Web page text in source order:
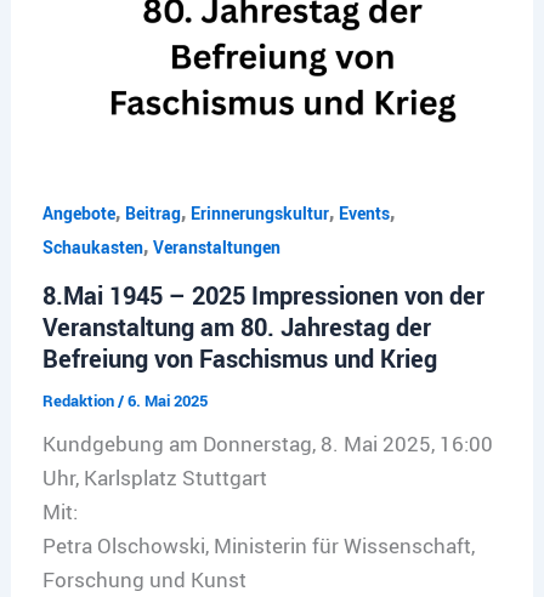
Angebote, Beitrag, Erinnerungskultur, Events,
Schaukasten, Veranstaltungen
8.Mai 1945 – 2025 Impressionen von der
Veranstaltung am 80. Jahrestag der
Befreiung von Faschismus und Krieg
Redaktion/6. Mai 2025
Kundgebung am Donnerstag, 8. Mai 2025, 16:00
Uhr, Karlsplatz Stuttgart
Mit:
Petra Olschowski, Ministerin für Wissenschaft,
Forschung und Kunst